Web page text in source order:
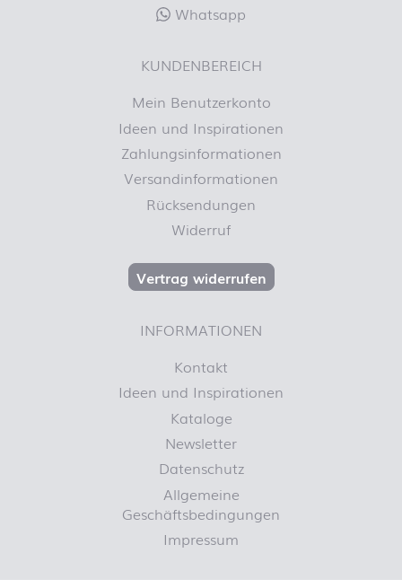
Whatsapp
KUNDENBEREICH
Mein Benutzerkonto
Ideen und Inspirationen
Zahlungsinformationen
Versandinformationen
Rücksendungen
Widerruf
Vertrag widerrufen
INFORMATIONEN
Kontakt
Ideen und Inspirationen
Kataloge
Newsletter
Datenschutz
Allgemeine
Geschäftsbedingungen
Impressum